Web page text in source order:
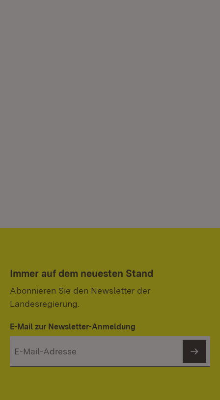
Immer auf dem neuesten Stand
Abonnieren Sie den Newsletter der
Landesregierung.
E-Mail zur Newsletter-Anmeldung